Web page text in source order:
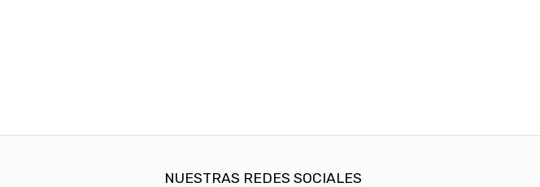
NUESTRAS REDES SOCIALES